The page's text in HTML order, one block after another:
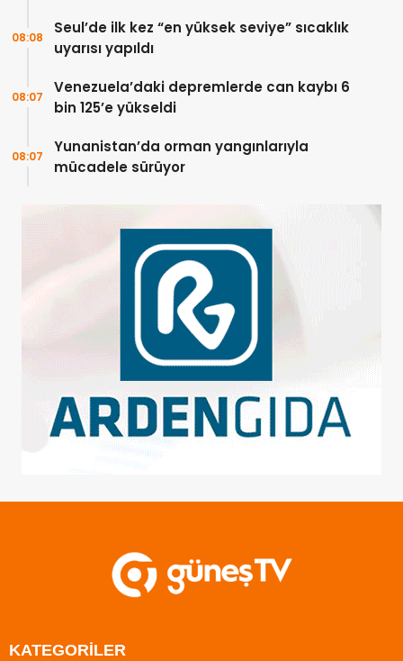
Seul’de ilk kez “en yüksek seviye” sıcaklık
uyarısı yapıldı
08:08
Venezuela’daki depremlerde can kaybı 6
bin 125’e yükseldi
08:07
Yunanistan’da orman yangınlarıyla
mücadele sürüyor
08:07
KATEGORİLER